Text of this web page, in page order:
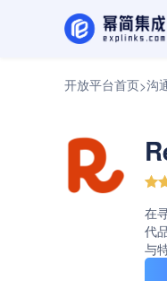
开放平台首页>沟
在
代
与